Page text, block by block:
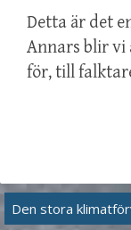
Detta är det
Annars blir vi
för, till